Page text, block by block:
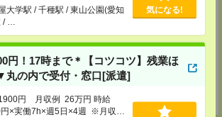
大学駅 / 千種駅 / 東山公園(愛知
/ …
気になる!
円！17時まで＊【コツコツ】残業ほ
丸の内で受付・窓口[派遣]
円 月収例 26万円 時給
×実働7h×週5日×4週 ※月収例
部 名古屋オフィス
島町2-5 TOMITA.BLD 4F
ts.jp
QUOカード2000円分をプレゼント中★